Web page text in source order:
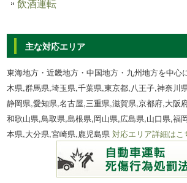
飲酒運転
主な対応エリア
東海地方・近畿地方・中国地方・九州地方を中
木県,群馬県,埼玉県,千葉県,東京都,八王子,神奈川
静岡県,愛知県,名古屋,三重県,滋賀県,京都府,大阪
和歌山県,鳥取県,島根県,岡山県,広島県,山口県,福
本県,大分県,宮崎県,鹿児島県対応エリア詳細はこ